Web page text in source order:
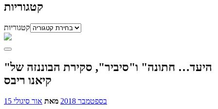
קטגוריות
קטגוריות
"היעד… חתונה" ו"סיביר", סקירת הבוננזה של
קיאנו ריבס
15 בספטמבר 2018 מאת אור סיגולי